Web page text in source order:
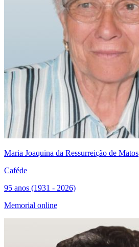
Maria Joaquina da Ressurreição de Matos
Caféde
95 anos (1931 - 2026)
Memorial online